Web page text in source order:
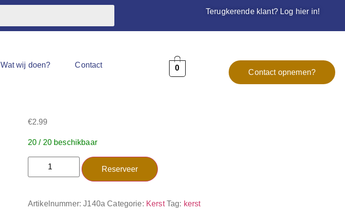
Terugkerende klant? Log hier in!
Wat wij doen? Contact 0
Contact opnemen?
€2.99
20 / 20 beschikbaar
Reserveer
Artikelnummer:J140a Categorie: Kerst Tag: kerst